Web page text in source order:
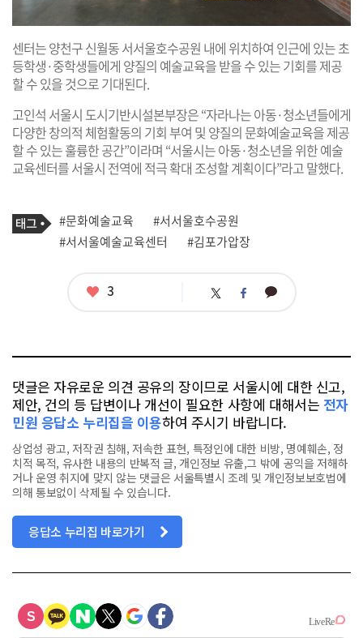
센터는 양천구 신월동 서서울호수공원 내에 위치하여 인근에 있는 초
등학생·중학생들에게 양질의 예술교육을 받을 수 있는 기회를 제공
할 수 있을 것으로 기대된다.
고인석 서울시 도시기반시설본부장은 “자라나는 아동·청소년들에게
다양한 창의적 체험활동의 기회 부여 및 양질의 문화예술교육을 제공
할 수 있는 훌륭한 공간”이라며 “서울시는 아동·청소년을 위한 예술
교육센터를 서울시 전역에 적극 확대 조성할 계획이다”라고 말했다.
기
사
관
련
태
그
#문화예술교육
#서서울호수공원
#서서울예술교육센터
#김포가압장
좋
3 트 페 카
댓글은 자유로운 의견 공유의 장이므로 서울시에 대한 신고,
제안, 건의 등 답변이나 개선이 필요한 사항에 대해서는 전자
민원 응답소 누리집을 이용하여 주시기 바랍니다.
상업성 광고, 저작권 침해, 저속한 표현, 특정인에 대한 비방, 명예훼손, 정
치적 목적, 유사한 내용의 반복적 글, 개인정보 유출,그 밖에 공익을 저해하
거나 운영 취지에 맞지 않는 댓글은 서울특별시 조례 및 개인정보보호법에
의해 통보없이 삭제될 수 있습니다.
응답소 누리집 바로가기